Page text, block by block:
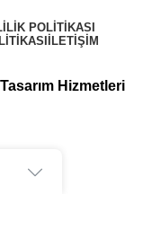
POLITIKASI
ILETIŞIM
Hizmetleri